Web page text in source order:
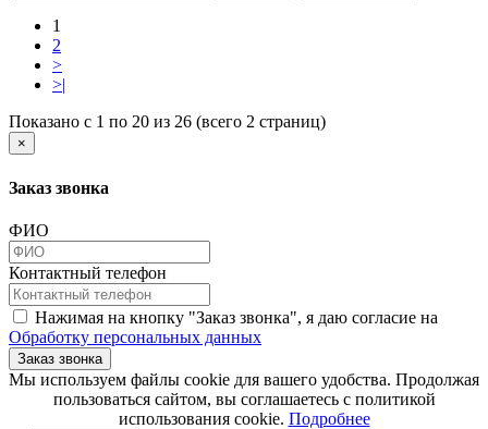
1
2
>
>|
Показано с 1 по 20 из 26 (всего 2 страниц)
×
Заказ звонка
ФИО
Контактный телефон
Нажимая на кнопку "Заказ звонка", я даю согласие на
Обработку персональных данных
Заказ звонка
​​​​​​​Мы используем файлы cookie для вашего удобства. Продолжая
пользоваться сайтом, вы соглашаетесь с политикой
использования cookie.​​​​​​​ Подробнее